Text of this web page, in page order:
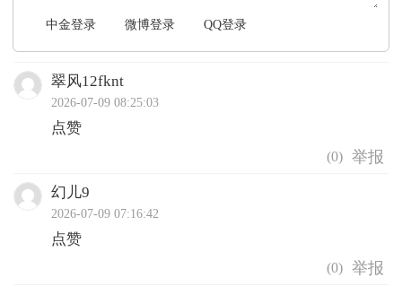
中金登录 微博登录 QQ登录
翠风12fknt
2026-07-09 08:25:03
点赞
(0)
幻儿9
2026-07-09 07:16:42
点赞
(0)